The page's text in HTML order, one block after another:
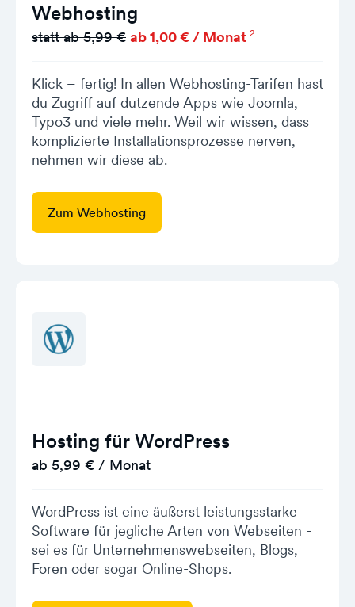
Webhosting
statt ab 5,99 € ab 1,00 € / Monat 2
Klick – fertig! In allen Webhosting-Tarifen hast
du Zugriff auf dutzende Apps wie Joomla,
Typo3 und viele mehr. Weil wir wissen, dass
komplizierte Installationsprozesse nerven,
nehmen wir diese ab.
Zum Webhosting
Hosting für WordPress
ab 5,99 € / Monat
WordPress ist eine äußerst leistungsstarke
Software für jegliche Arten von Webseiten -
sei es für Unternehmenswebseiten, Blogs,
Foren oder sogar Online-Shops.